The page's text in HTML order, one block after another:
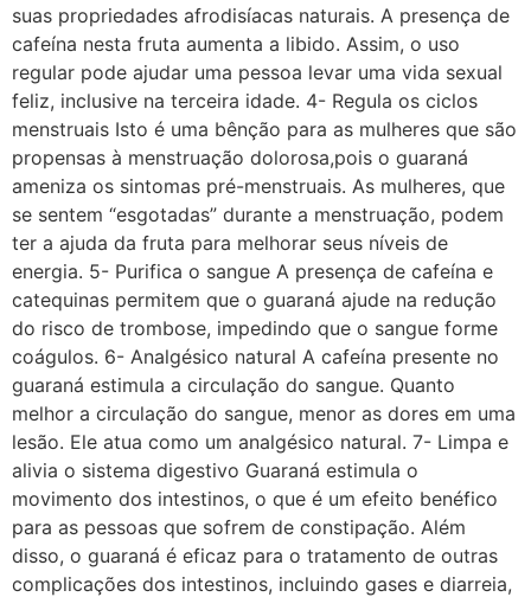
suas propriedades afrodisíacas naturais. A presença de
cafeína nesta fruta aumenta a libido. Assim, o uso
regular pode ajudar uma pessoa levar uma vida sexual
feliz, inclusive na terceira idade. 4- Regula os ciclos
menstruais Isto é uma bênção para as mulheres que são
propensas à menstruação dolorosa,pois o guaraná
ameniza os sintomas pré-menstruais. As mulheres, que
se sentem “esgotadas” durante a menstruação, podem
ter a ajuda da fruta para melhorar seus níveis de
energia. 5- Purifica o sangue A presença de cafeína e
catequinas permitem que o guaraná ajude na redução
do risco de trombose, impedindo que o sangue forme
coágulos. 6- Analgésico natural A cafeína presente no
guaraná estimula a circulação do sangue. Quanto
melhor a circulação do sangue, menor as dores em uma
lesão. Ele atua como um analgésico natural. 7- Limpa e
alivia o sistema digestivo Guaraná estimula o
movimento dos intestinos, o que é um efeito benéfico
para as pessoas que sofrem de constipação. Além
disso, o guaraná é eficaz para o tratamento de outras
complicações dos intestinos, incluindo gases e diarreia,